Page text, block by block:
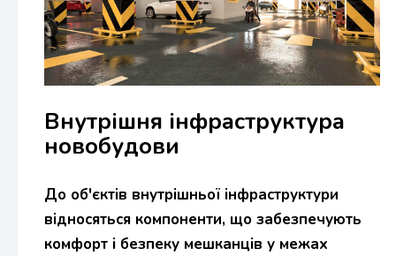
Внутрішня інфраструктура
новобудови
До об'єктів внутрішньої інфраструктури
відносяться компоненти, що забезпечують
комфорт і безпеку мешканців у межах